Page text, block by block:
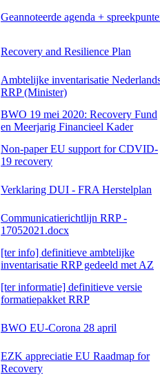
Geannoteerde agenda +
Recovery and Resilience Plan
Ambtelijke inventarisatie
RRP (Minister)
BWO 19 mei 2020: Recovery Fund
en Meerjarig Financieel Kader
Non-paper EU support for CDVID-
19 recovery
Verklaring DUI - FRA Herstelplan
Communicatierichtlijn RRP -
17052021.docx
[ter info] definitieve ambtelijke
inventarisatie RRP gedeeld met AZ
[ter informatie] definitieve versie
formatiepakket RRP
BWO EU-Corona 28 april
EZK appreciatie EU Raadmap for
Recovery